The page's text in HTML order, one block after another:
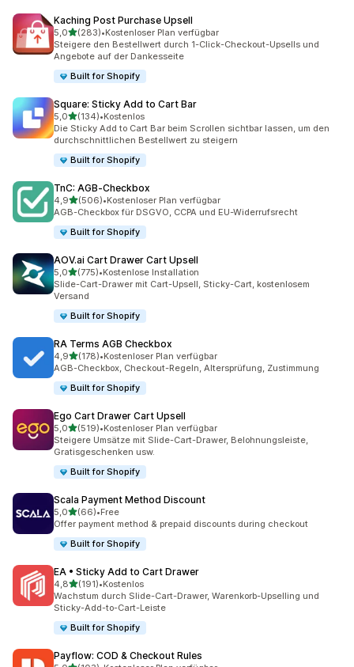
Kaching Post Purchase Upsell
5,0von 5 Sternen
(283)
283 Rezensionen insgesamt
•Kostenloser Plan verfügbar
Steigere den Bestellwert durch 1-Click-Checkout-Upsells und
Angebote auf der Dankesseite
Built for Shopify
Square: Sticky Add to Cart Bar
5,0von 5 Sternen
(134)
134 Rezensionen insgesamt
•Kostenlos
Die Sticky Add to Cart Bar beim Scrollen sichtbar lassen, um den
durchschnittlichen Bestellwert zu steigern
Built for Shopify
TnC: AGB‑Checkbox
4,9von 5 Sternen
(506)
506 Rezensionen insgesamt
•Kostenloser Plan verfügbar
AGB-Checkbox für DSGVO, CCPA und EU-Widerrufsrecht
Built for Shopify
AOV.ai Cart Drawer Cart Upsell
5,0von 5 Sternen
(775)
775 Rezensionen insgesamt
•Kostenlose Installation
Slide-Cart-Drawer mit Cart-Upsell, Sticky-Cart, kostenlosem
Versand
Built for Shopify
RA Terms AGB Checkbox
4,9von 5 Sternen
(178)
178 Rezensionen insgesamt
•Kostenloser Plan verfügbar
AGB-Checkbox, Checkout-Regeln, Altersprüfung, Zustimmung
Built for Shopify
Ego Cart Drawer Cart Upsell
5,0von 5 Sternen
(519)
519 Rezensionen insgesamt
•Kostenloser Plan verfügbar
Steigere Umsätze mit Slide-Cart-Drawer, Belohnungsleiste,
Gratisgeschenken usw.
Built for Shopify
Scala Payment Method Discount
5,0von 5 Sternen
(66)
66 Rezensionen insgesamt
•Free
Offer payment method & prepaid discounts during checkout
Built for Shopify
EA • Sticky Add to Cart Drawer
4,8von 5 Sternen
(191)
191 Rezensionen insgesamt
•Kostenlos
Wachstum durch Slide-Cart-Drawer, Warenkorb-Upselling und
Sticky-Add-to-Cart-Leiste
Built for Shopify
Payflow: COD & Checkout Rules